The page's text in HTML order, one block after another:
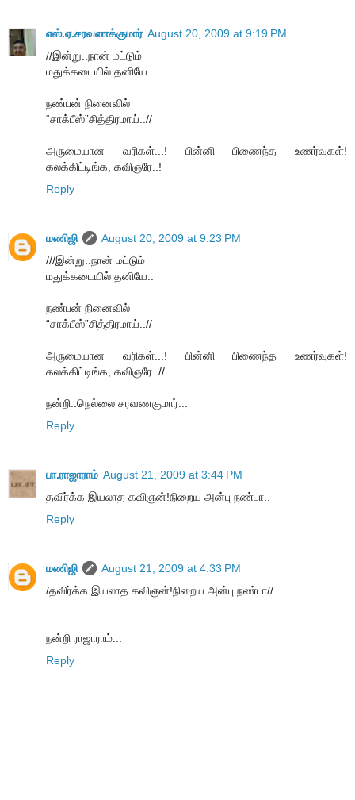
எஸ்.ஏ.சரவணக்குமார் August 20, 2009 at 9:19 PM
//இன்று..நான் மட்டும்
மதுக்கடையில் தனியே..
நண்பன் நினைவில்
“சாக்பீஸ்”சித்திரமாய்..//
அருமையான வரிகள்...! பின்னி பிணைந்த உணர்வுகள்!
கலக்கிட்டிங்க, கவிஞரே..!
Reply
மணிஜி
August 20, 2009 at 9:23 PM
///இன்று..நான் மட்டும்
மதுக்கடையில் தனியே..
நண்பன் நினைவில்
“சாக்பீஸ்”சித்திரமாய்..//
அருமையான வரிகள்...! பின்னி பிணைந்த உணர்வுகள்!
கலக்கிட்டிங்க, கவிஞரே..//
நன்றி..நெல்லை சரவணகுமார்...
Reply
பா.ராஜாராம் August 21, 2009 at 3:44 PM
தவிர்க்க இயலாத கவிஞன்!நிறைய அன்பு நண்பா..
Reply
மணிஜி
August 21, 2009 at 4:33 PM
/தவிர்க்க இயலாத கவிஞன்!நிறைய அன்பு நண்பா//
நன்றி ராஜாராம்...
Reply